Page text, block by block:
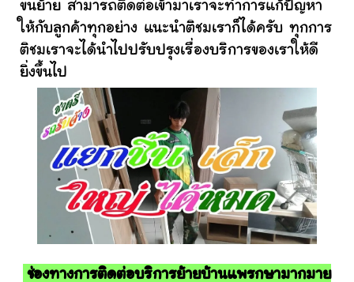
ขนย้าย สามารถติดต่อเข้ามาเราจะทำการแก้ปัญหา
ให้กับลูกค้าทุกอย่าง แนะนำติชมเราก็ได้ครับ ทุกการ
ติชมเราจะได้นำไปปรับปรุงเรื่องบริการของเราให้ดี
ยิ่งขึ้นไป
ช่องทางการติดต่อบริการย้ายบ้านแพรกษามากมาย